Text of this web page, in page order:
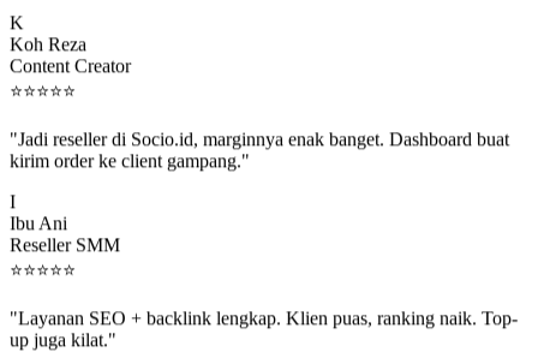
Koh Reza
Content Creator
⭐⭐⭐⭐⭐
kirim order ke client gampang."
Ibu Ani
Reseller SMM
⭐⭐⭐⭐⭐
up juga kilat."